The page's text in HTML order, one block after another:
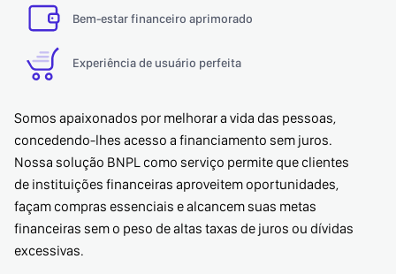
Bem-estar financeiro aprimorado
Experiência de usuário perfeita
Somos apaixonados por melhorar a vida das pessoas,
concedendo-lhes acesso a financiamento sem juros.
Nossa solução BNPL como serviço permite que clientes
de instituições financeiras aproveitem oportunidades,
façam compras essenciais e alcancem suas metas
financeiras sem o peso de altas taxas de juros ou dívidas
excessivas.